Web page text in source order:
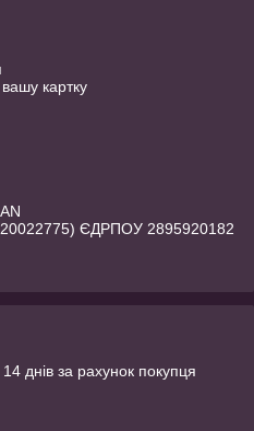
картку
ЄДРПОУ 2895920182
днів за рахунок покупця